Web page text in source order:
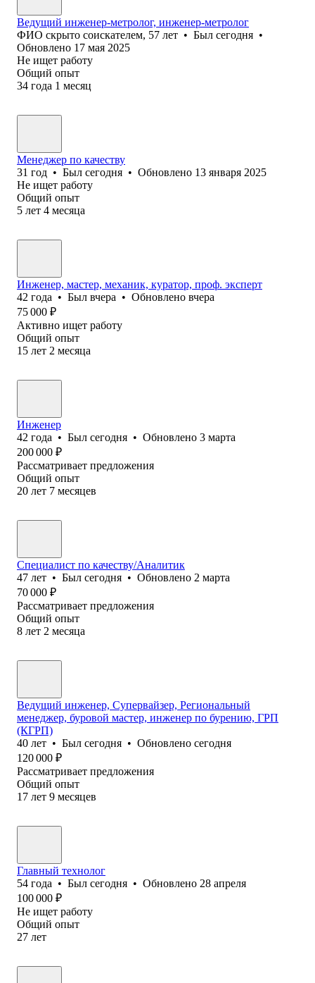
Ведущий инженер-метролог, инженер-метролог
ФИО скрыто соискателем, 57 лет • Был сегодня •
Обновлено 17 мая 2025
Не ищет работу
Общий опыт
34 года 1 месяц
Менеджер по качеству
31 год • Был сегодня • Обновлено 13 января 2025
Не ищет работу
Общий опыт
5 лет 4 месяца
Инженер, мастер, механик, куратор, проф. эксперт
42 года • Был вчера • Обновлено вчера
75 000 ₽
Активно ищет работу
Общий опыт
15 лет 2 месяца
Инженер
42 года • Был сегодня • Обновлено 3 марта
200 000 ₽
Рассматривает предложения
Общий опыт
20 лет 7 месяцев
Специалист по качеству/Аналитик
47 лет • Был сегодня • Обновлено 2 марта
70 000 ₽
Рассматривает предложения
Общий опыт
8 лет 2 месяца
Ведущий инженер, Супервайзер, Региональный
менеджер, буровой мастер, инженер по бурению, ГРП
(КГРП)
40 лет • Был сегодня • Обновлено сегодня
120 000 ₽
Рассматривает предложения
Общий опыт
17 лет 9 месяцев
Главный технолог
54 года • Был сегодня • Обновлено 28 апреля
100 000 ₽
Не ищет работу
Общий опыт
27 лет